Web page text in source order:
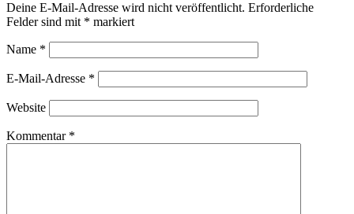
Deine E-Mail-Adresse wird nicht veröffentlicht. Erforderliche
Felder sind mit * markiert
Name *
E-Mail-Adresse *
Website
Kommentar *